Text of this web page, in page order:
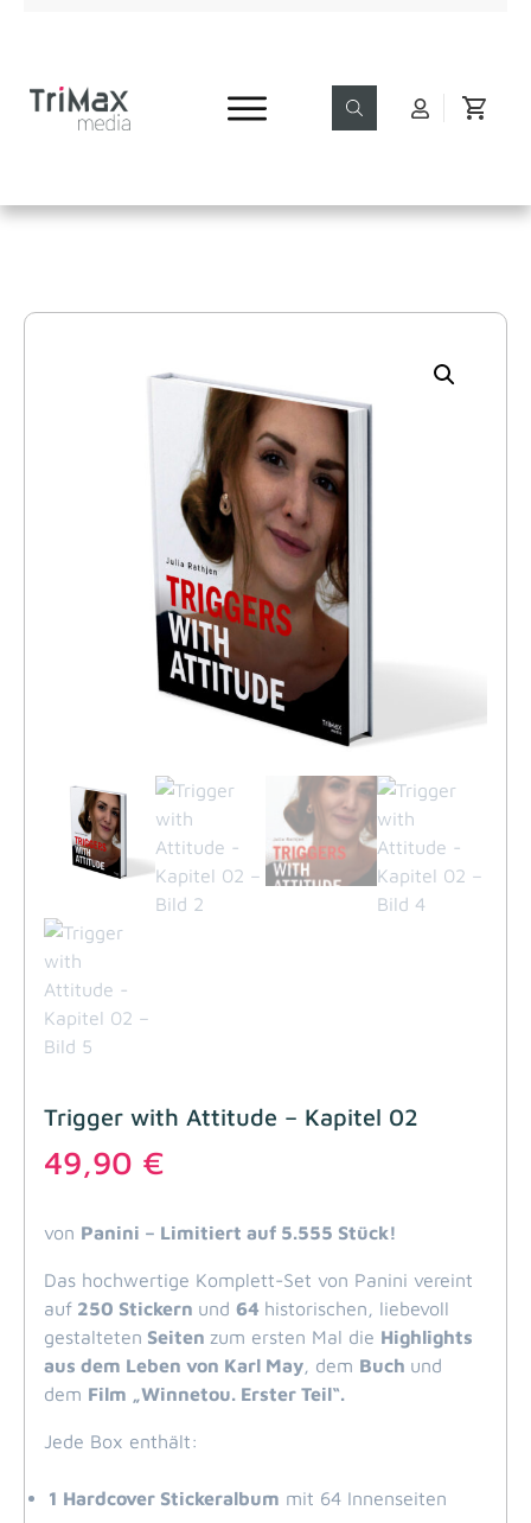
Trigger with Attitude – Kapitel 02
49,90 €
von Panini – Limitiert auf 5.555 Stück!
Das hochwertige Komplett-Set von Panini vereint
auf 250 Stickern und 64 historischen, liebevoll
gestalteten Seiten zum ersten Mal die Highlights
aus dem Leben von Karl May, dem Buch und
dem Film „Winnetou. Erster Teil“.
Jede Box enthält:
1 Hardcover Stickeralbum mit 64 Innenseiten